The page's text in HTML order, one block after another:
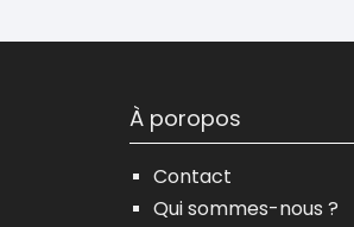
À poropos
Contact
Qui sommes-nous ?